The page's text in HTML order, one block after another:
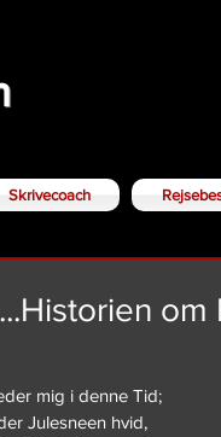
Skrivecoach
om
mig i denne Tid;
Julesneen hvid,